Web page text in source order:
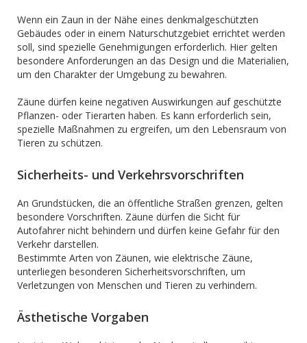
Wenn ein Zaun in der Nähe eines denkmalgeschützten
Gebäudes oder in einem Naturschutzgebiet errichtet werden
soll, sind spezielle Genehmigungen erforderlich. Hier gelten
besondere Anforderungen an das Design und die Materialien,
um den Charakter der Umgebung zu bewahren.
Zäune dürfen keine negativen Auswirkungen auf geschützte
Pflanzen- oder Tierarten haben. Es kann erforderlich sein,
spezielle Maßnahmen zu ergreifen, um den Lebensraum von
Tieren zu schützen.
Sicherheits- und Verkehrsvorschriften
An Grundstücken, die an öffentliche Straßen grenzen, gelten
besondere Vorschriften. Zäune dürfen die Sicht für
Autofahrer nicht behindern und dürfen keine Gefahr für den
Verkehr darstellen.
Bestimmte Arten von Zäunen, wie elektrische Zäune,
unterliegen besonderen Sicherheitsvorschriften, um
Verletzungen von Menschen und Tieren zu verhindern.
Ästhetische Vorgaben